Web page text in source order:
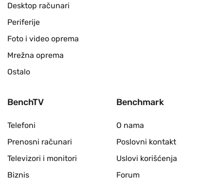
Desktop računari
Periferije
Foto i video oprema
Mrežna oprema
Ostalo
BenchTV
Telefoni
Prenosni računari
Televizori i monitori
Biznis
Benchmark
O nama
Poslovni kontakt
Uslovi korišćenja
Forum